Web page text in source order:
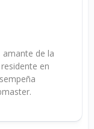
amante de la
en